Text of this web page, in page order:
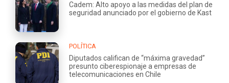
Cadem: Alto apoyo a las medidas del plan de
seguridad anunciado por el gobierno de Kast
POLÍTICA
Diputados califican de “máxima gravedad”
presunto ciberespionaje a empresas de
telecomunicaciones en Chile